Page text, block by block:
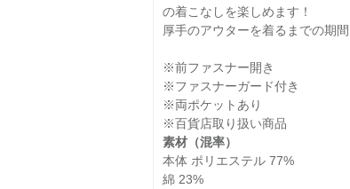
の着こなしを楽しめます！
厚手のアウターを着るまでの期
※前ファスナー開き
※ファスナーガード付き
※両ポケットあり
※百貨店取り扱い商品
素材（混率）
本体 ポリエステル 77%
綿 23%